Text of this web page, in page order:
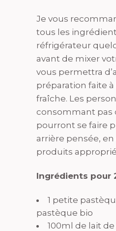
Je vous
tous les
réfrigérateur
avant de mixer
vous permettra
préparation faite
fraîche. Les
consommant pas
pourront se faire
arrière pensée,
produits
Ingrédients pour
1 petite
pastèque bio
100ml de lait